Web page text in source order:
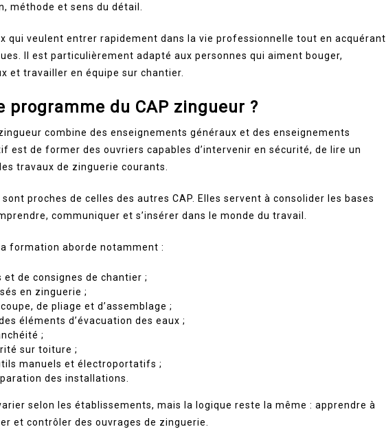
méthode et sens du détail.
qui veulent entrer rapidement dans la vie professionnelle tout en acquérant
Il est particulièrement adapté aux personnes qui aiment bouger,
et travailler en équipe sur chantier.
programme du CAP zingueur ?
combine des enseignements généraux et des enseignements
est de former des ouvriers capables d’intervenir en sécurité, de lire un
travaux de zinguerie courants.
proches de celles des autres CAP. Elles servent à consolider les bases
communiquer et s’insérer dans le monde du travail.
formation aborde notamment :
et de consignes de chantier ;
en zinguerie ;
de pliage et d’assemblage ;
éléments d’évacuation des eaux ;
;
sur toiture ;
manuels et électroportatifs ;
des installations.
selon les établissements, mais la logique reste la même : apprendre à
et contrôler des ouvrages de zinguerie.